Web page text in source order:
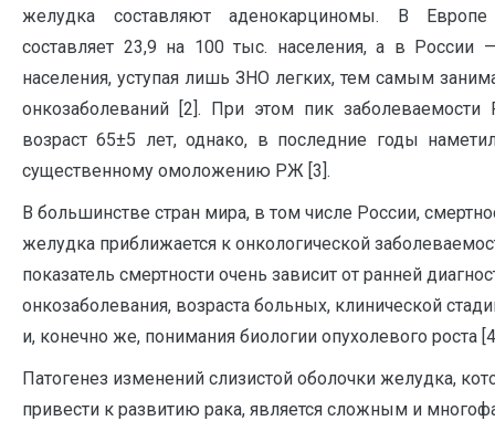
желудка составляют аденокарциномы. В Европе
составляет 23,9 на 100 тыс. населения, а в России
населения, уступая лишь ЗНО легких, тем самым
онкозаболеваний [2]. При этом пик заболеваемости
возраст 65±5 лет, однако, в последние годы
существенному омоложению РЖ [3].
В большинстве стран мира, в том числе России,
желудка приближается к онкологической
показатель смертности очень зависит от ранней
онкозаболевания, возраста больных, клинической
и, конечно же, понимания биологии опухолевого роста
Патогенез изменений слизистой оболочки желудка,
привести к развитию рака, является сложным и